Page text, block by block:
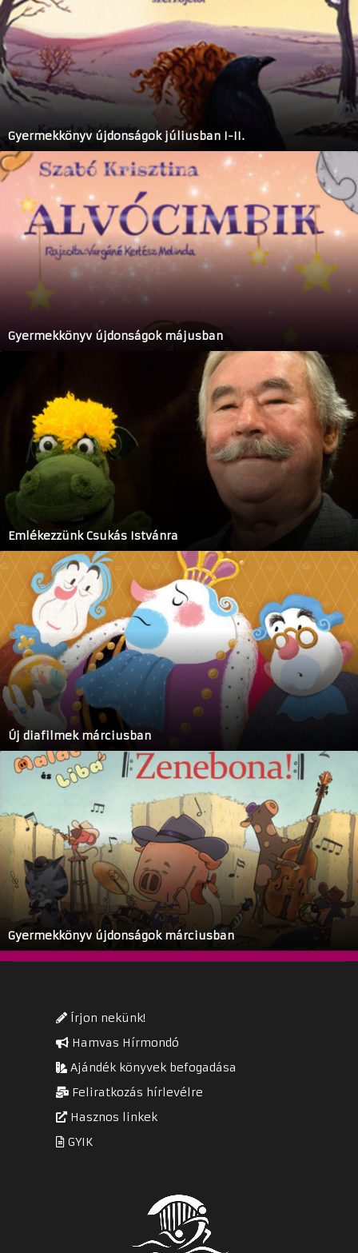
Gyermekkönyv újdonságok júliusban I-II.
Gyermekkönyv újdonságok májusban
Emlékezzünk Csukás Istvánra
Új diafilmek márciusban
Gyermekkönyv újdonságok márciusban
Írjon nekünk!
Hamvas Hírmondó
Ajándék könyvek befogadása
Feliratkozás hírlevélre
Hasznos linkek
GYIK